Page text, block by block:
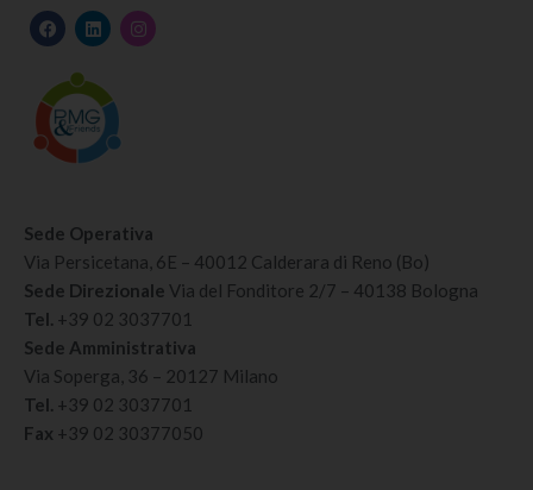
Sede Operativa
Via Persicetana, 6E – 40012 Calderara di Reno (Bo)
Sede Direzionale Via del Fonditore 2/7 – 40138 Bologna
Tel. +39 02 3037701
Sede Amministrativa
Via Soperga, 36 – 20127 Milano
Tel. +39 02 3037701
Fax +39 02 30377050